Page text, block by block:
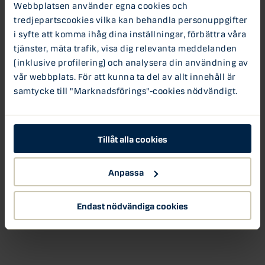
Webbplatsen använder egna cookies och
tredjepartscookies vilka kan behandla personuppgifter
i syfte att komma ihåg dina inställningar, förbättra våra
tjänster, mäta trafik, visa dig relevanta meddelanden
(inklusive profilering) och analysera din användning av
vår webbplats. För att kunna ta del av allt innehåll är
samtycke till "Marknadsförings"-cookies nödvändigt.
Tillåt alla cookies
Anpassa
Endast nödvändiga cookies